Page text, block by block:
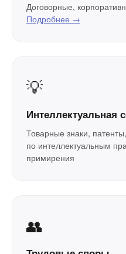
Договорные,
Подробнее →
💡
Интеллектуальная
Товарные знаки,
по интеллектуальным
примирения
👥